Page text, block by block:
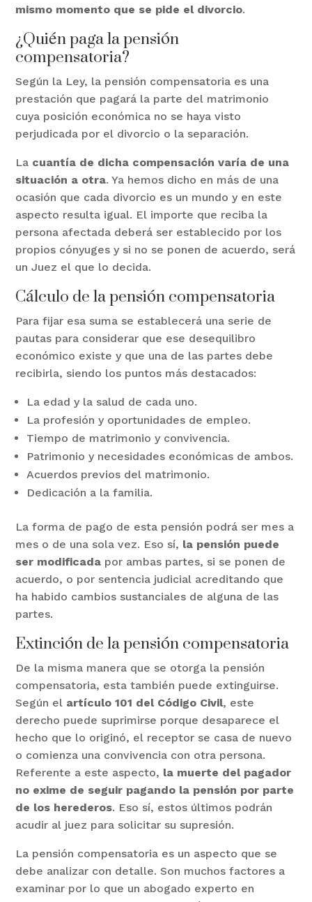
mismo momento que se pide el divorcio.
¿Quién paga la pensión
compensatoria?
Según la Ley, la pensión compensatoria es una
prestación que pagará la parte del matrimonio
cuya posición económica no se haya visto
perjudicada por el divorcio o la separación.
La cuantía de dicha compensación varía de una
situación a otra. Ya hemos dicho en más de una
ocasión que cada divorcio es un mundo y en este
aspecto resulta igual. El importe que reciba la
persona afectada deberá ser establecido por los
propios cónyuges y si no se ponen de acuerdo, será
un Juez el que lo decida.
Cálculo de la pensión compensatoria
Para fijar esa suma se establecerá una serie de
pautas para considerar que ese desequilibro
económico existe y que una de las partes debe
recibirla, siendo los puntos más destacados:
La edad y la salud de cada uno.
La profesión y oportunidades de empleo.
Tiempo de matrimonio y convivencia.
Patrimonio y necesidades económicas de ambos.
Acuerdos previos del matrimonio.
Dedicación a la familia.
La forma de pago de esta pensión podrá ser mes a
mes o de una sola vez. Eso sí, la pensión puede
ser modificada por ambas partes, si se ponen de
acuerdo, o por sentencia judicial acreditando que
ha habido cambios sustanciales de alguna de las
partes.
Extinción de la pensión compensatoria
De la misma manera que se otorga la pensión
compensatoria, esta también puede extinguirse.
Según el artículo 101 del Código Civil, este
derecho puede suprimirse porque desaparece el
hecho que lo originó, el receptor se casa de nuevo
o comienza una convivencia con otra persona.
Referente a este aspecto, la muerte del pagador
no exime de seguir pagando la pensión por parte
de los herederos. Eso sí, estos últimos podrán
acudir al juez para solicitar su supresión.
La pensión compensatoria es un aspecto que se
debe analizar con detalle. Son muchos factores a
examinar por lo que un abogado experto en